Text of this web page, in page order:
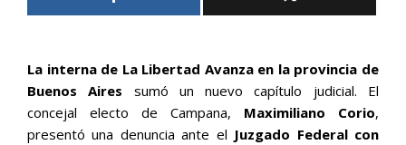
La interna de La Libertad Avanza en la provincia de
Buenos Aires sumó un nuevo capítulo judicial. El
concejal electo de Campana, Maximiliano Corio,
presentó una denuncia ante el Juzgado Federal con